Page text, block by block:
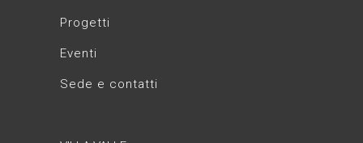
Progetti
Eventi
Sede e contatti